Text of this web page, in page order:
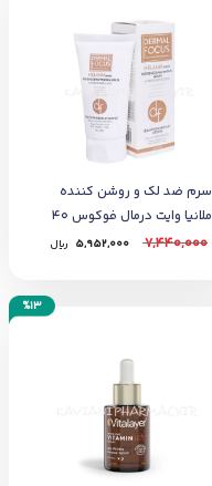
سرم ضد لک و روشن کننده
ملانیا وایت درمال فوکوس 40
میل
7,440,000
5,952,000 ﷼
%13